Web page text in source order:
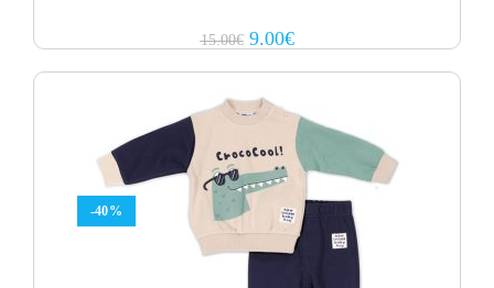
15.00€ Original
price
9.00€Current
price
-40%